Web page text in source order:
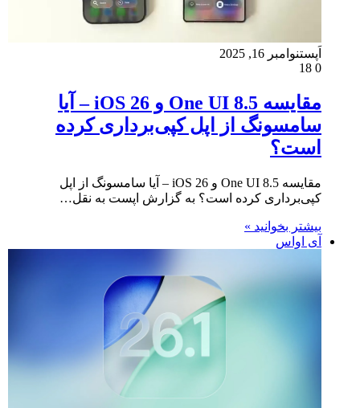
اَپستنوامبر 16, 2025
0
مقایسه One UI 8.5 و iOS 26 – آیا
سامسونگ از اپل کپی‌برداری کرده
است؟
مقایسه One UI 8.5 و iOS 26 – آیا سامسونگ از اپل
کپی‌برداری کرده است؟ به گزارش اپست به نقل…
بیشتر بخوانید »
آی اواس